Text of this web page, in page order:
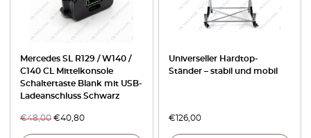
Mercedes SL R129 / W140 /
C140 CL Mittelkonsole
Schaltertaste Blank mit USB-
Ladeanschluss Schwarz
€48,00 €40,80
Universeller Hardtop-
Ständer – stabil und mobil
€126,00